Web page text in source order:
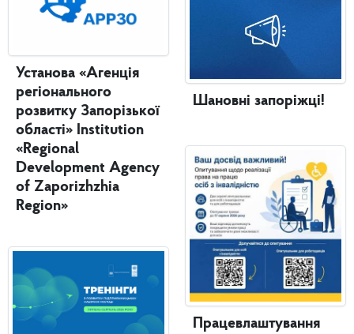
Установа «Агенція
регіонального
розвитку Запорізької
області» Institution
«Regional
Development Agency
of Zaporizhzhia
Region»
Шановні запоріжці!
Працевлаштування